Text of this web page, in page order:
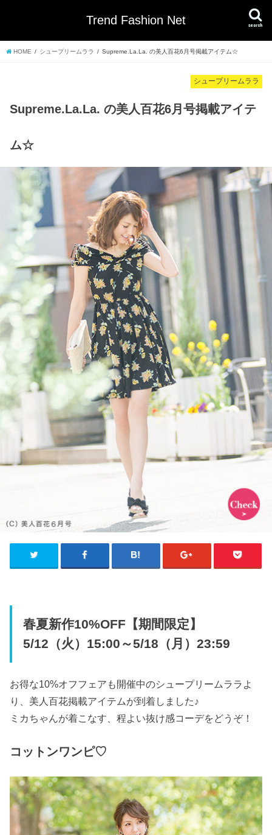
Trend Fashion Net search
HOME シュープリームララ Supreme.La.La. の美人百花6月号掲載アイテム☆
シュープリームララ
Supreme.La.La. の美人百花6月号掲載アイテ
ム☆
春夏新作10%OFF【期間限定】
5/12（火）15:00～5/18（月）23:59
お得な10%オフフェアも開催中のシュープリームララよ
り、美人百花掲載アイテムが到着しました♪
ミカちゃんが着こなす、程よい抜け感コーデをどうぞ！
コットンワンピ♡